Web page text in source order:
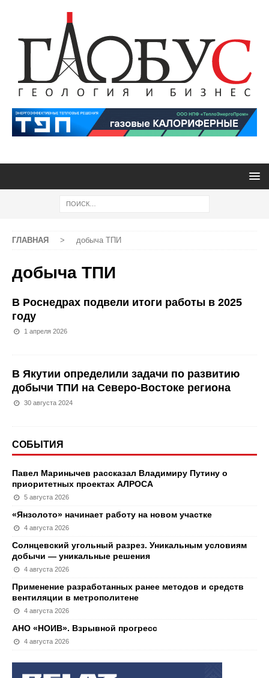
ГЛАВНАЯ > добыча ТПИ
добыча ТПИ
В Роснедрах подвели итоги работы в 2025
году
1 апреля 2026
В Якутии определили задачи по развитию
добычи ТПИ на Северо-Востоке региона
30 августа 2024
СОБЫТИЯ
Павел Маринычев рассказал Владимиру Путину о
приоритетных проектах АЛРОСА
5 августа 2026
«Янзолото» начинает работу на новом участке
4 августа 2026
Солнцевский угольный разрез. Уникальным условиям
добычи — уникальные решения
4 августа 2026
Применение разработанных ранее методов и средств
вентиляции в метрополитене
4 августа 2026
АНО «НОИВ». Взрывной прогресс
4 августа 2026